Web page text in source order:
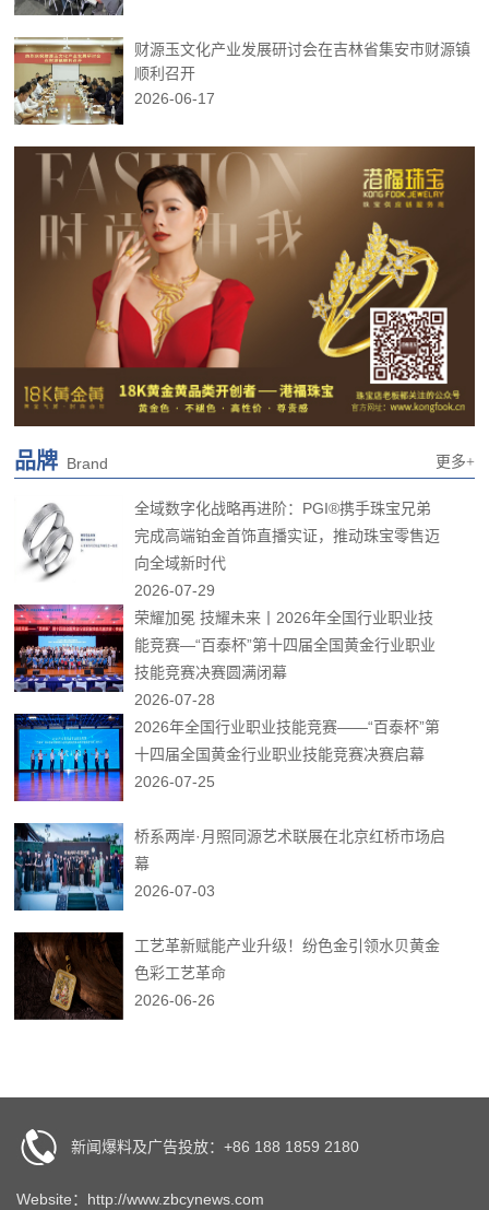
财源玉文化产业发展研讨会在吉林省集安市财源镇
顺利召开
2026-06-17
品牌 Brand 更多+
全域数字化战略再进阶：PGI®携手珠宝兄弟
完成高端铂金首饰直播实证，推动珠宝零售迈
向全域新时代
2026-07-29
荣耀加冕 技耀未来丨2026年全国行业职业技
能竞赛—“百泰杯”第十四届全国黄金行业职业
技能竞赛决赛圆满闭幕
2026-07-28
2026年全国行业职业技能竞赛——“百泰杯”第
十四届全国黄金行业职业技能竞赛决赛启幕
2026-07-25
桥系两岸·月照同源艺术联展在北京红桥市场启
幕
2026-07-03
工艺革新赋能产业升级！纷色金引领水贝黄金
色彩工艺革命
2026-06-26
新闻爆料及广告投放：+86 188 1859 2180
Website：http://www.zbcynews.com